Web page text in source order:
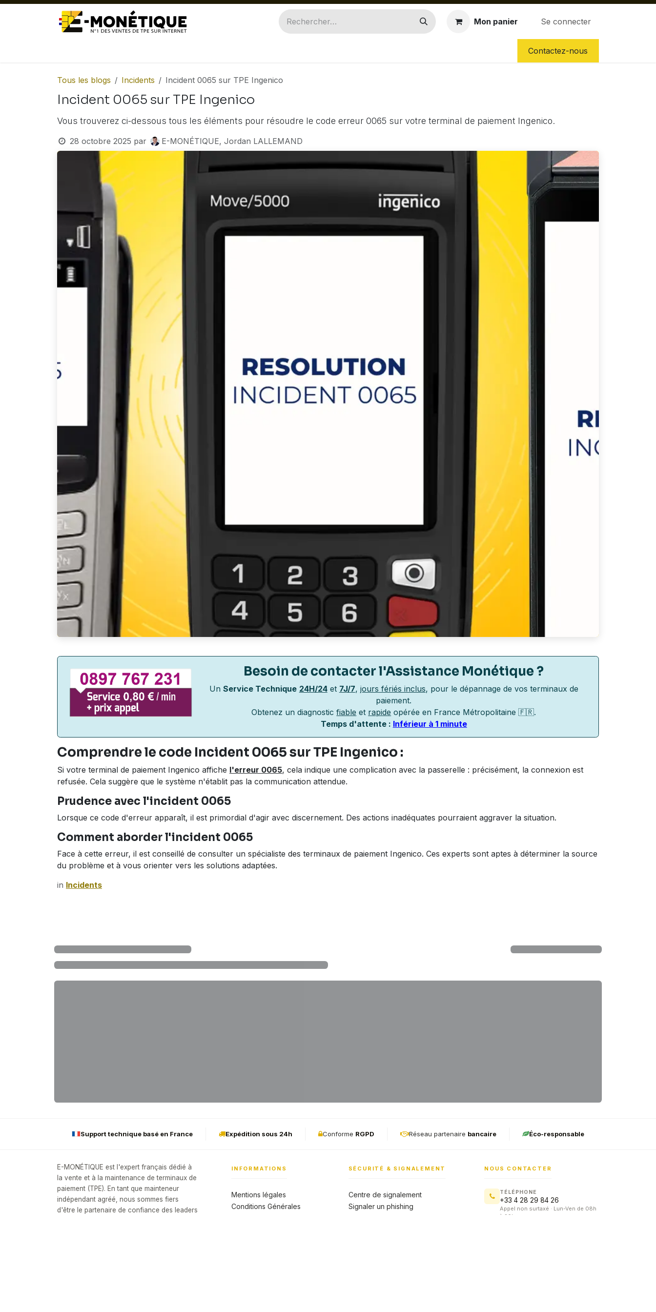
Se rendre au contenu
Mon panier
Se connecter
NOS SERVICES
Contactez-nous
Tous les blogs Incidents Incident 0065 sur TPE Ingenico
Incident 0065 sur TPE Ingenico
Vous trouverez ci-dessous tous les éléments pour résoudre le code erreur 0065 sur votre terminal de paiement Ingenico.
28 octobre 2025 par E-MONÉTIQUE, Jordan LALLEMAND
Besoin de contacterl'Assistance Monétique?
Un Service Technique 24H/24et 7J/7, jours fériés inclus, pour le dépannage de vos terminaux de
paiement.
Obtenez un diagnosticfiable et rapide opérée en France Métropolitaine 🇫🇷.
Temps d'attente : Inférieur à 1 minute
Comprendre le code Incident 0065 sur TPE Ingenico :
Si votre terminal de paiement Ingenico affiche l'erreur 0065, cela indique une complication avec la passerelle : précisément, la connexion est
refusée. Cela suggère que le système n'établit pas la communication attendue.
Prudence avec l'incident 0065
Lorsque ce code d'erreur apparaît, il est primordial d'agir avec discernement. Des actions inadéquates pourraient aggraver la situation.
Comment aborder l'incident 0065
Face à cette erreur, il est conseillé de consulter un spécialiste des terminaux de paiement Ingenico. Ces experts sont aptes à déterminer la source
du problème et à vous orienter vers les solutions adaptées.
in Incidents
Support technique basé en France Expédition sous 24h Conforme RGPD Réseau partenaire bancaire Éco-responsable
E-MONÉTIQUE est l'expert français dédié à
la vente et à la maintenance de terminaux de
paiement (TPE). En tant que mainteneur
indépendant agréé, nous sommes fiers
d'être le partenaire de confiance des leaders
INFORMATIONS
Mentions légales
Conditions Générales
SÉCURITÉ & SIGNALEMENT
Centre de signalement
Signaler un phishing
NOUS CONTACTER
TÉLÉPHONE
+33 4 28 29 84 26
Appel non surtaxé · Lun-Ven de 08h
à 20h